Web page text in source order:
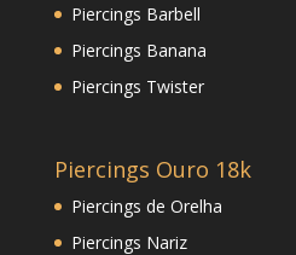
Piercings Barbell
Piercings Banana
Piercings Twister
Piercings Ouro 18k
Piercings de Orelha
Piercings Nariz